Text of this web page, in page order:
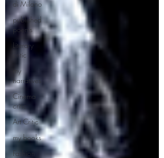
di Milano
published
poems
Literary
critic
my
narratives
Cinema
critic
Art Critic
my books
Fashion